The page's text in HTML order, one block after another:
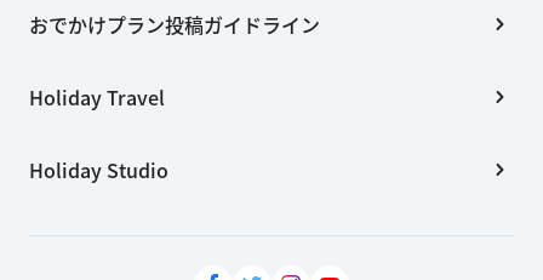
おでかけプラン投稿ガイドライン
Holiday Travel
Holiday Studio